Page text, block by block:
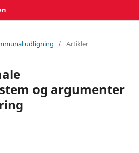
udligning
/ Artikler
og argumenter